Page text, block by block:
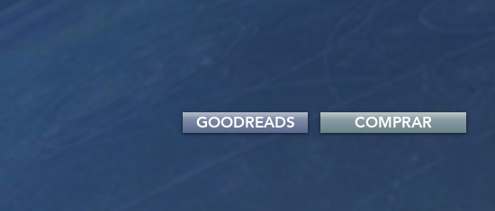
GOODREADS COMPRAR